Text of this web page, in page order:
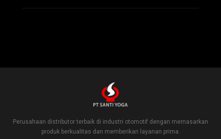
Perusahaan distributor terbaik di industri otomotif dengan memasarkan
produk berkualitas dan memberikan layanan prima.